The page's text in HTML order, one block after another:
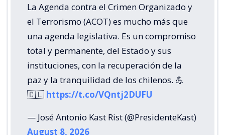
La Agenda contra el Crimen Organizado y
el Terrorismo (ACOT) es mucho más que
una agenda legislativa. Es un compromiso
total y permanente, del Estado y sus
instituciones, con la recuperación de la
paz y la tranquilidad de los chilenos. 💪
🇨🇱 https://t.co/VQntj2DUFU
— José Antonio Kast Rist (@PresidenteKast)
August 8, 2026